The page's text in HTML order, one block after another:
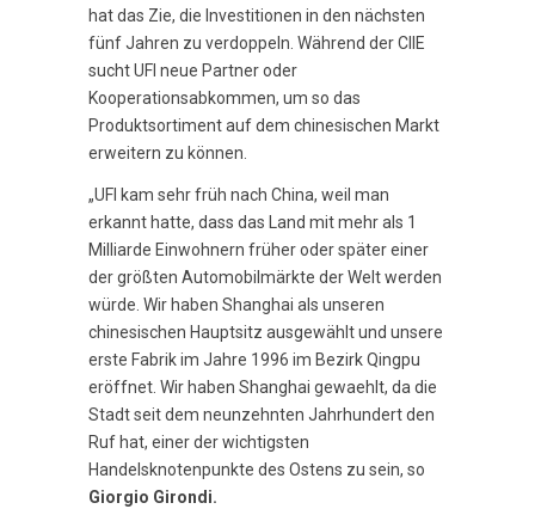
hat das Zie, die Investitionen in den nächsten
fünf Jahren zu verdoppeln. Während der CIIE
sucht UFI neue Partner oder
Kooperationsabkommen, um so das
Produktsortiment auf dem chinesischen Markt
erweitern zu können.
„UFI kam sehr früh nach China, weil man
erkannt hatte, dass das Land mit mehr als 1
Milliarde Einwohnern früher oder später einer
der größten Automobilmärkte der Welt werden
würde. Wir haben Shanghai als unseren
chinesischen Hauptsitz ausgewählt und unsere
erste Fabrik im Jahre 1996 im Bezirk Qingpu
eröffnet. Wir haben Shanghai gewaehlt, da die
Stadt seit dem neunzehnten Jahrhundert den
Ruf hat, einer der wichtigsten
Handelsknotenpunkte des Ostens zu sein, so
Giorgio Girondi.